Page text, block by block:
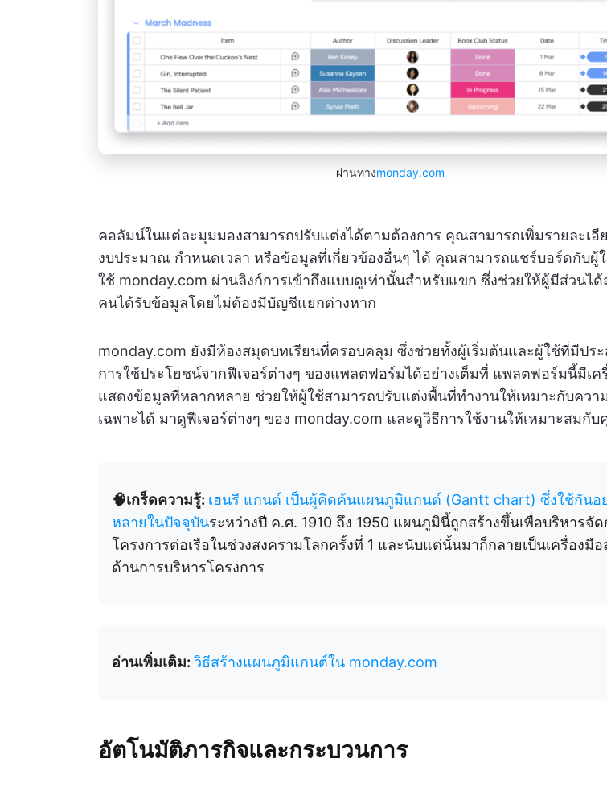
ผ่านทางmonday.com
คอลัมน์ในแต่ละมุมมองสามารถปรับแต่งได้ตามต้องการ คุณสามารถเพิ่มรายละเอี
งบประมาณ กำหนดเวลา หรือข้อมูลที่เกี่ยวข้องอื่นๆ ได้ คุณสามารถแชร์บอร์ดกับผู้
ใช้ monday.com ผ่านลิงก์การเข้าถึงแบบดูเท่านั้นสำหรับแขก ซึ่งช่วยให้ผู้มีส่วนได้
คนได้รับข้อมูลโดยไม่ต้องมีบัญชีแยกต่างหาก
monday.com ยังมีห้องสมุดบทเรียนที่ครอบคลุม ซึ่งช่วยทั้งผู้เริ่มต้นและผู้ใช้ที่มีปร
การใช้ประโยชน์จากฟีเจอร์ต่างๆ ของแพลตฟอร์มได้อย่างเต็มที่ แพลตฟอร์มนี้มีเค
แสดงข้อมูลที่หลากหลาย ช่วยให้ผู้ใช้สามารถปรับแต่งพื้นที่ทำงานให้เหมาะกับควา
เฉพาะได้ มาดูฟีเจอร์ต่างๆ ของ monday.com และดูวิธีการใช้งานให้เหมาะสมกั
🧠เกร็ดความรู้: เฮนรี แกนต์ เป็นผู้คิดค้นแผนภูมิแกนต์ (Gantt chart) ซึ่งใช้กันอ
หลายในปัจจุบันระหว่างปี ค.ศ. 1910 ถึง 1950 แผนภูมินี้ถูกสร้างขึ้นเพื่อบริหารจัด
โครงการต่อเรือในช่วงสงครามโลกครั้งที่ 1 และนับแต่นั้นมาก็กลายเป็นเครื่องมื
ด้านการบริหารโครงการ
อ่านเพิ่มเติม: วิธีสร้างแผนภูมิแกนต์ใน monday.com
อัตโนมัติภารกิจและกระบวนการ